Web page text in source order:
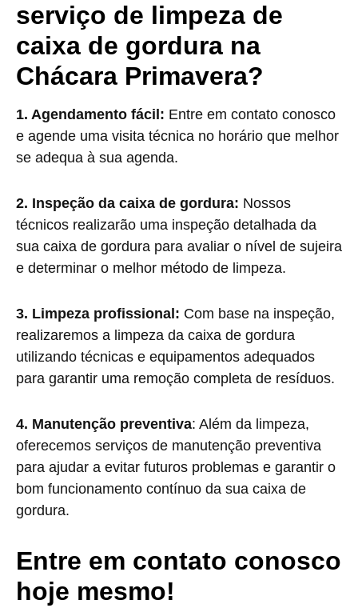
serviço de limpeza de
caixa de gordura na
Chácara Primavera?
1. Agendamento fácil: Entre em contato conosco
e agende uma visita técnica no horário que melhor
se adequa à sua agenda.
2. Inspeção da caixa de gordura: Nossos
técnicos realizarão uma inspeção detalhada da
sua caixa de gordura para avaliar o nível de sujeira
e determinar o melhor método de limpeza.
3. Limpeza profissional: Com base na inspeção,
realizaremos a limpeza da caixa de gordura
utilizando técnicas e equipamentos adequados
para garantir uma remoção completa de resíduos.
4. Manutenção preventiva: Além da limpeza,
oferecemos serviços de manutenção preventiva
para ajudar a evitar futuros problemas e garantir o
bom funcionamento contínuo da sua caixa de
gordura.
Entre em contato conosco
hoje mesmo!